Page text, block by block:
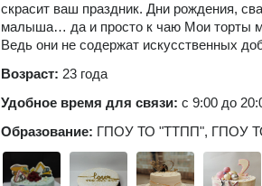
скрасит ваш праздник. Дни рождения,
малыша… да и просто к чаю ️Мои торты
Ведь они не содержат искусственных
Возраст: 23 года
Удобное время для связи: с 9:00 до
Образование: ГПОУ ТО "ТТПП", ГПОУ